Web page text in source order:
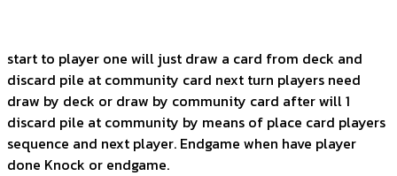
start to player one will just draw a card from deck and
discard pile at community card next turn players need
draw by deck or draw by community card after will 1
discard pile at community by means of place card players
sequence and next player. Endgame when have player
done Knock or endgame.